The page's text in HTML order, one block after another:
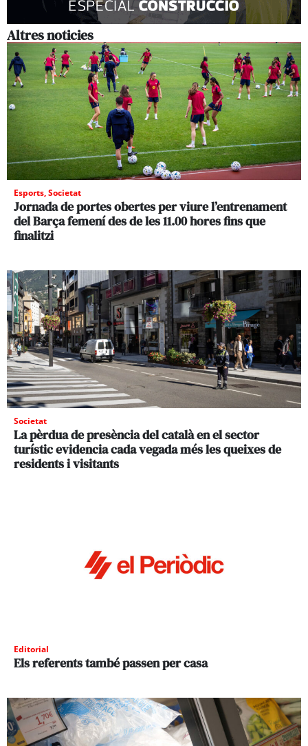
Altres noticies
Esports,Societat
Jornada de portes obertes per viure l’entrenament
del Barça femení des de les 11.00 hores fins que
finalitzi
Societat
La pèrdua de presència del català en el sector
turístic evidencia cada vegada més les queixes de
residents i visitants
Editorial
Els referents també passen per casa